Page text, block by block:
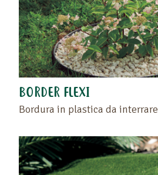
BORDER FLEXI
Bordura in plastica da interrare